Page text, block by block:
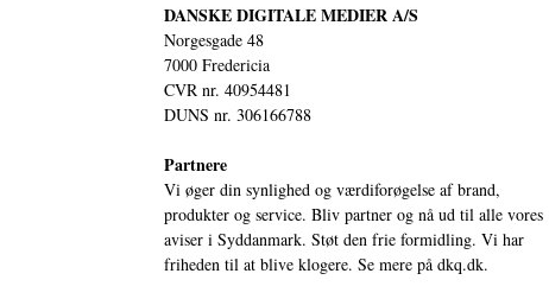
DANSKE DIGITALE MEDIER A/S
Norgesgade 48
7000 Fredericia
CVR nr. 40954481
DUNS nr. 306166788
Partnere
Vi øger din synlighed og værdiforøgelse af brand,
produkter og service. Bliv partner og nå ud til alle vores
aviser i Syddanmark. Støt den frie formidling. Vi har
friheden til at blive klogere. Se mere på dkq.dk.